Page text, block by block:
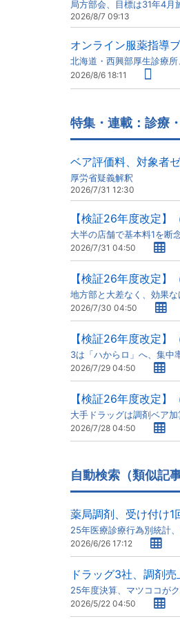
局方部会、目標は31年4月
2026/8/7 09:13
オンライン服薬指導
北海道・西興部厚生診療所
2026/8/6 18:11
特集・連載：診療
ベア評価料、対象者
厚労省疑義解釈
2026/7/31 12:30
【検証26年度改定
大半の店舗で基本料1を断
2026/7/31 04:50
【検証26年度改定
地方部と大差なく、効果な
2026/7/30 04:50
【検証26年度改定
3は「ハからロ」へ、集中
2026/7/29 04:50
【検証26年度改定
大手ドラッグは調剤ベア
2026/7/28 04:50
自動検索（類似記
薬局調剤、受け付け1
25年医療診療行為別統計
2026/6/26 17:12
ドラッグ3社、調剤
25年度決算、マツココが
2026/5/22 04:50